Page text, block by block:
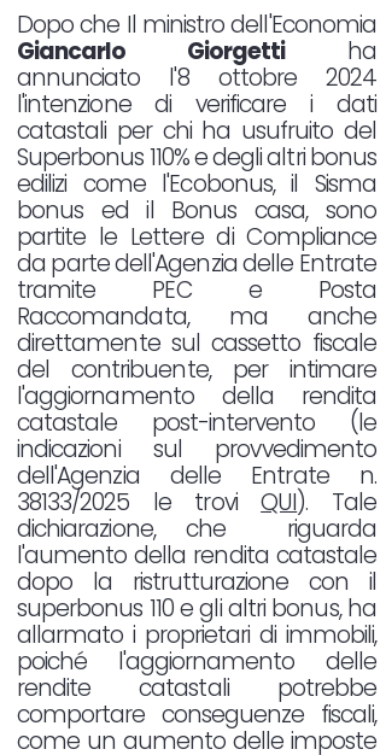
Dopo che Il ministro dell'Economia
Giancarlo Giorgettiha
annunciato l'8 ottobre 2024
l'intenzione di verificare i dati
catastali per chi ha usufruito del
Superbonus 110% e degli altri bonus
edilizi come l'Ecobonus, il Sisma
bonus ed il Bonus casa, sono
partite le Lettere di Compliance
da parte dell'Agenzia delle Entrate
tramite PEC e Posta
Raccomandata, ma anche
direttamente sul cassetto fiscale
del contribuente, per intimare
l'aggiornamento della rendita
catastale post-intervento (le
indicazioni sul provvedimento
dell'Agenzia delle Entrate n.
38133/2025 le troviQUI). Tale
dichiarazione, che riguarda
l'aumento della rendita catastale
dopo la ristrutturazione con il
superbonus 110 e gli altri bonus, ha
allarmato i proprietari di immobili,
poiché l'aggiornamento delle
rendite catastali potrebbe
comportare conseguenze fiscali,
come un aumento delle imposte